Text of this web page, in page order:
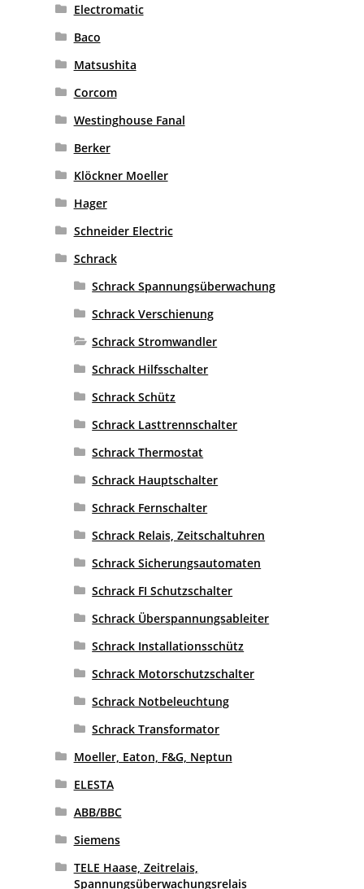
Electromatic
Baco
Matsushita
Corcom
Westinghouse Fanal
Berker
Klöckner Moeller
Hager
Schneider Electric
Schrack
Schrack Spannungsüberwachung
Schrack Verschienung
Schrack Stromwandler
Schrack Hilfsschalter
Schrack Schütz
Schrack Lasttrennschalter
Schrack Thermostat
Schrack Hauptschalter
Schrack Fernschalter
Schrack Relais, Zeitschaltuhren
Schrack Sicherungsautomaten
Schrack FI Schutzschalter
Schrack Überspannungsableiter
Schrack Installationsschütz
Schrack Motorschutzschalter
Schrack Notbeleuchtung
Schrack Transformator
Moeller, Eaton, F&G, Neptun
ELESTA
ABB/BBC
Siemens
TELE Haase, Zeitrelais,
Spannungsüberwachungsrelais